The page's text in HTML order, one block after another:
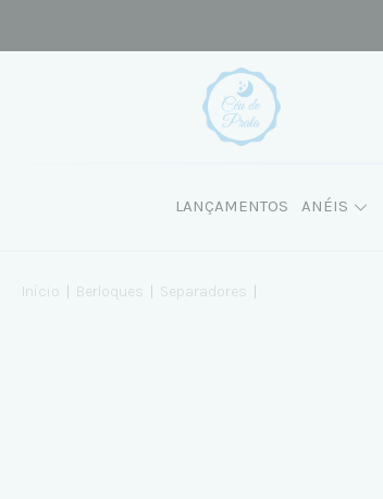
LANÇAMENTOS ANÉIS
Início Berloques Separadores